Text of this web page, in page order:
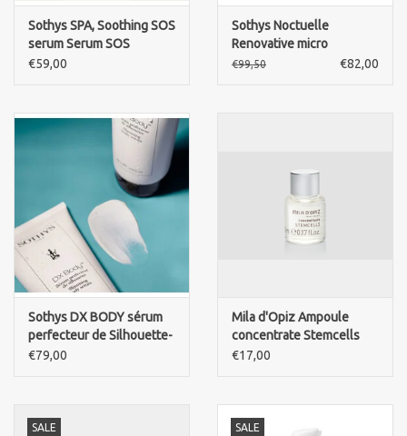
Sothys SPA, Soothing SOS
serum Serum SOS
Apaisant
€59,00
Sothys Noctuelle
Renovative micro
capsules -Serum with
€99,50 €82,00
Sothys DX BODY sérum
perfecteur de Silhouette-
Slimming body serum 200
€79,00
Mila d'Opiz Ampoule
concentrate Stemcells
€17,00
SALE SALE